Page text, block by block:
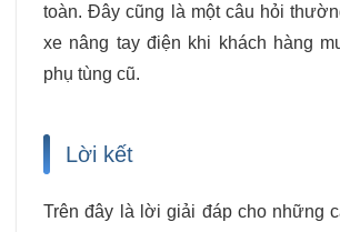
toàn. Đây cũng là một câu hỏi
xe nâng tay điện khi khách hàng
phụ tùng cũ.
Lời kết
Trên đây là lời giải đáp cho những